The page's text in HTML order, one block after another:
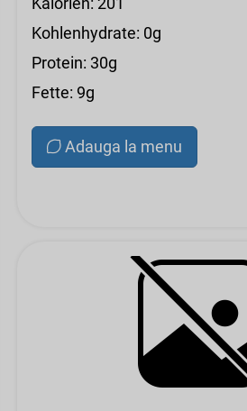
Kohlenhydrate: 0g
Protein: 30g
Fette: 9g
Adauga la menu